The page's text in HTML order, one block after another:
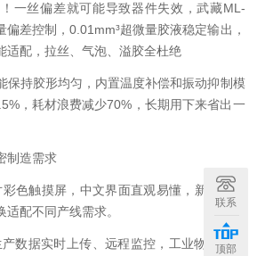
一丝偏差就可能导致器件失效，武藏ML-
差控制，0.01mm³超微量胶液稳定输出，
适配，拉丝、气泡、溢胶全杜绝
保持胶形均匀，内置温度补偿和振动抑制模
，耗材浪费减少70%，长期用下来省出一
制造需求
色触摸屏，中文界面直观易懂，新手半小
配不同产线需求。
数据实时上传、远程监控，工业物联网加
联系
顶部